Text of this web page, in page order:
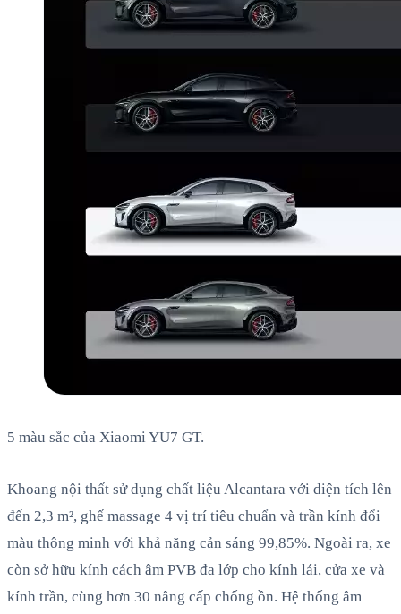
5 màu sắc của Xiaomi YU7 GT.
Khoang nội thất sử dụng chất liệu Alcantara với diện tích lên
đến 2,3 m², ghế massage 4 vị trí tiêu chuẩn và trần kính đổi
màu thông minh với khả năng cản sáng 99,85%. Ngoài ra, xe
còn sở hữu kính cách âm PVB đa lớp cho kính lái, cửa xe và
kính trần, cùng hơn 30 nâng cấp chống ồn. Hệ thống âm